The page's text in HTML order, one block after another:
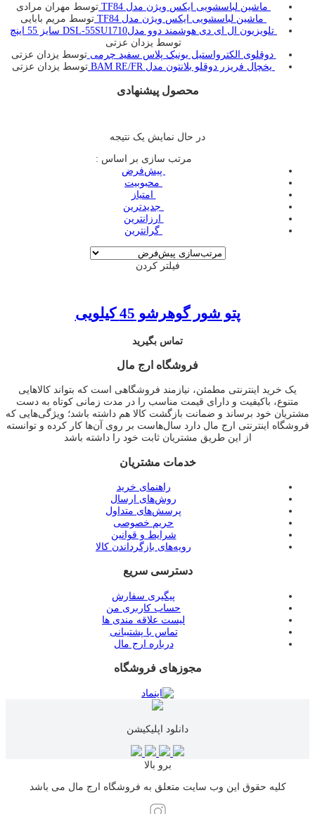
ماشین لباسشویی ایکس ویژن مدل TF84
توسط مهران مرادی
ماشین لباسشویی ایکس ویژن مدل TF84
توسط مریم بابایی
تلویزیون ال ای دی هوشمند دوو مدلDSL-55SU1710 سایز 55 اینچ
توسط یزدان عزتی
دوقلوی الکترواستیل یونیک پلاس سفید چرمی توسط یزدان عزتی
یخچال فريزر دوقلو بلانتون مدل BAM RE/FR
توسط یزدان عزتی
محصول پیشنهادی
در حال نمایش یک نتیجه
مرتب سازی بر اساس :
‌ پیش‌فرض
‌ محبوبیت
‌ امتیاز
‌ جدیدترین
‌ ارزانترین
‌ گرانترین
فیلتر کردن
پتو شور گوهرشو 45 کیلویی
تماس بگیرید
فروشگاه ارج مال
یک خرید اینترنتی مطمئن، نیازمند فروشگاهی است که بتواند کالاهایی
متنوع، باکیفیت و دارای قیمت مناسب را در مدت زمانی کوتاه به دست
مشتریان خود برساند و ضمانت بازگشت کالا هم داشته باشد؛ ویژگی‌هایی که
فروشگاه اینترنتی ارج مال دارد سال‌هاست بر روی آن‌ها کار کرده و توانسته
از این طریق مشتریان ثابت خود را داشته باشد
خدمات مشتریان
راهنمای خرید
روش‌های ارسال
پرسش‌های متداول
حریم خصوصی
شرایط و قوانین
رویه‌های بازگرداندن کالا
دسترسی سریع
پیگیری سفارش
حساب کاربری من
لیست علاقه مندی ها
تماس با پشتیبانی
درباره ارج مال
مجوزهای فروشگاه
دانلود اپلیکیشن
برو بالا
کلیه حقوق این وب سایت متعلق به فروشگاه ارج مال می باشد